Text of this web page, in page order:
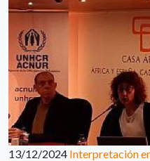
13/12/2024 Interpretación